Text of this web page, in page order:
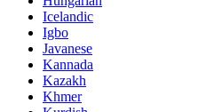
Icelandic
Igbo
Javanese
Kannada
Kazakh
Khmer